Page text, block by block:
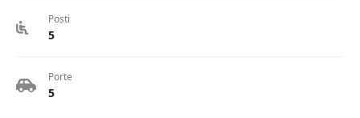
Posti
5
Porte
5